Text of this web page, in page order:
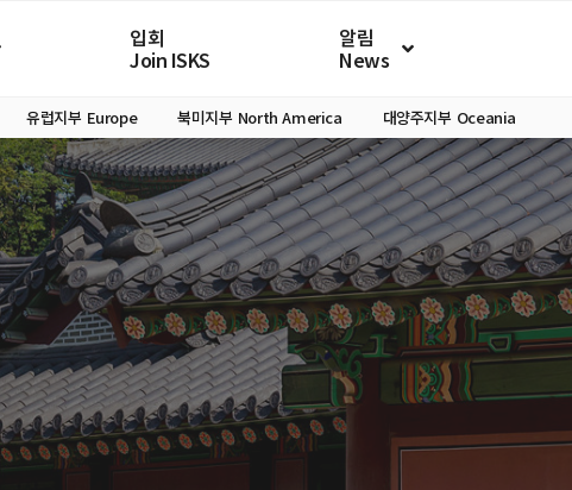
입회
Join ISKS
알림
News
유럽지부 Europe 북미지부 North America 대양주지부 Oceania